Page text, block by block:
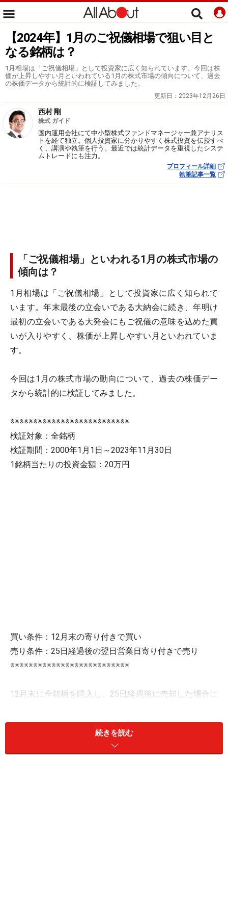
【2024年】1月のご祝儀相場で狙い目と
なる銘柄は？
1月相場は「ご祝儀相場」として投資家に広く知られています。今回は株
価が上昇しやすい月といわれている1月の株式市場の傾向について、過去
の株価データから統計的に検証してみました。
更新日： 2023年12月26日
西村 剛
株式 ガイド
国内運用会社にて中小型株式ファンドマネージャー兼アナリス
トを経て独立。個人投資家に分かりやすく株式投資を伝授すべ
く、講演や執筆を行う。最近では統計データを重視したシステ
ムトレードにも注力。
プロフィール詳細
執筆記事一覧
「ご祝儀相場」といわれる1月の株式市場の
傾向は？
1月相場は「ご祝儀相場」として投資家に広く知られて
います。年末最後の立会いである大納会に続き、年明け
最初の立会いである大発会にもご祝儀の意味を込めた買
いが入りやすく、株価が上昇しやすい月といわれていま
す。
今回は1月の株式市場の動向について、過去の株価デー
タから統計的に検証してみました。
※※※※※※※※※※※※※※※※※※※※※※※※※※
検証対象：全銘柄
検証期間：2000年1月1日～2023年11月30日
1銘柄当たりの投資金額：20万円
買い条件：12月末の寄り付きで買い
売り条件：25日経過後の翌日営業日寄り付きで売り
※※※※※※※※※※※※※※※※※※※※※※※※※※
12月末に全銘柄を購入し、25日経過後に売却した場合に
ならば、1月は株価が上がりやすい月となります。反対
に損益がマイナスであるならば、1月は下がりやすい月
といえます。
続きを読む